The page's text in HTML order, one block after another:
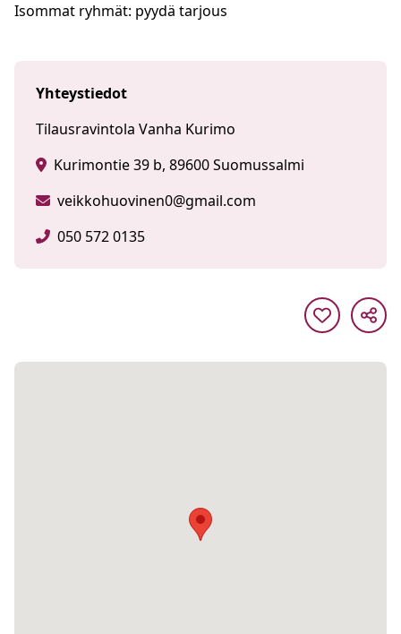
Isommat ryhmät: pyydä tarjous
Yhteystiedot
Tilausravintola Vanha Kurimo
Kurimontie 39 b, 89600 Suomussalmi
veikkohuovinen0@gmail.com
050 572 0135